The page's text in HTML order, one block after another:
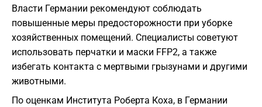
Власти Германии рекомендуют соблюдать
повышенные меры предосторожности при уборке
хозяйственных помещений. Специалисты советуют
использовать перчатки и маски FFP2, а также
избегать контакта с мертвыми грызунами и другими
животными.
По оценкам Института Роберта Коха, в Германии